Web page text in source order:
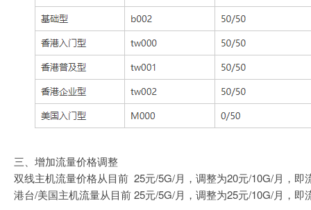
三、增加流量价格调整
双线主机流量价格从目前 25元/5G/月，调整为20元/10G/月，即
港台/美国主机流量从目前 25元/5G/月，调整为25元/10G/月，